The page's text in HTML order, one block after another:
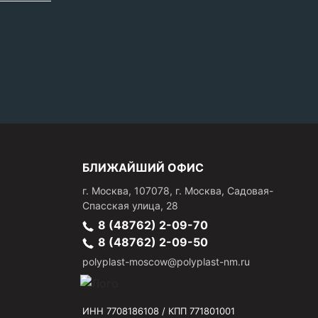
БЛИЖАЙШИЙ ОФИС
г. Москва, 107078, г. Москва, Садовая-
Спасская улица, 28
8 (48762) 2-09-70
8 (48762) 2-09-50
polyplast-moscow@polyplast-nm.ru
ИНН 7708186108 / КПП 771801001